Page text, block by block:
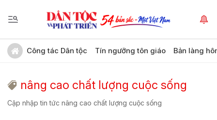
Công tác Dân tộc Tín ngưỡng tôn giáo Bản làng
nâng cao chất lượng cuộc sống
Cập nhập tin tức nâng cao chất lượng cuộc sống